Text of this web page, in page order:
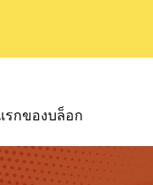
รกของบล็อก